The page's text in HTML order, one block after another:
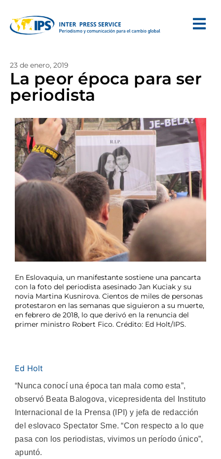
23 de enero, 2019
La peor época para ser
periodista
En Eslovaquia, un manifestante sostiene una pancarta
con la foto del periodista asesinado Jan Kuciak y su
novia Martina Kusnirova. Cientos de miles de personas
protestaron en las semanas que siguieron a su muerte,
en febrero de 2018, lo que derivó en la renuncia del
primer ministro Robert Fico. Crédito: Ed Holt/IPS.
Ed Holt
“Nunca conocí una época tan mala como esta”,
observó Beata Balogova, vicepresidenta del Instituto
Internacional de la Prensa (IPI) y jefa de redacción
del eslovaco Spectator Sme. “Con respecto a lo que
pasa con los periodistas, vivimos un período único”,
apuntó.